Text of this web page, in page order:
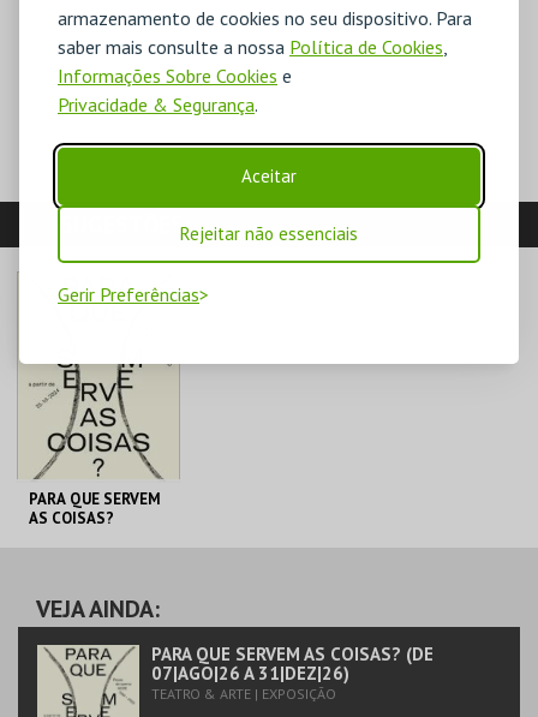
armazenamento de cookies no seu dispositivo. Para
saber mais consulte a nossa Política de Cookies
Informações Sobre Cookies e
Privacidade & Segurança.
Aceitar
Rejeitar não essenciais
Gerir Preferências
SUGESTÕES:
PARA QUE SERVEM
AS COISAS?
MAIS INFO
COMPRAR
VEJA AINDA:
PARA QUE SERVEM AS COISAS? (DE
07|AGO|26 A 31|DEZ|26)
TEATRO & ARTE | EXPOSIÇÃO